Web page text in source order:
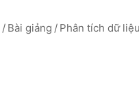
/ Bài giảng / Phân tích dữ